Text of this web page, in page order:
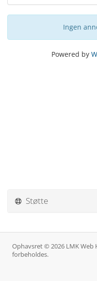
Ingen
Powered by
Støtte
Ophavsret © 2026 LMK Web
forbeholdes.